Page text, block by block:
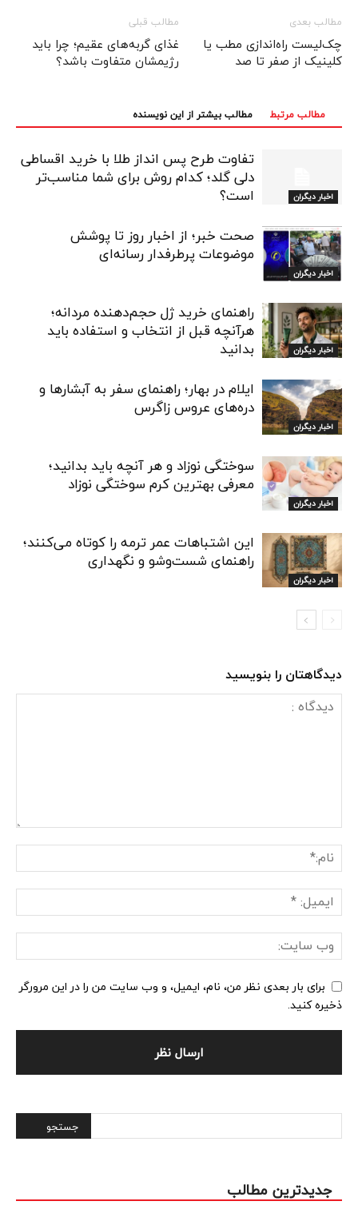
مطالب قبلی
غذای گربه‌های عقیم؛ چرا باید
رژیمشان متفاوت باشد؟
مطالب بعدی
چک‌لیست راه‌اندازی مطب یا
کلینیک از صفر تا صد
مطالب مرتبط مطالب بیشتر از این نویسنده
اخبار دیگران
تفاوت طرح پس انداز طلا با خرید اقساطی
دلی گلد؛ کدام روش برای شما مناسب‌تر
است؟
اخبار دیگران
صحت خبر؛ از اخبار روز تا پوشش
موضوعات پرطرفدار رسانه‌ای
اخبار دیگران
راهنمای خرید ژل حجم‌دهنده مردانه؛
هرآنچه قبل از انتخاب و استفاده باید
بدانید
اخبار دیگران
ایلام در بهار؛ راهنمای سفر به آبشارها و
دره‌های عروس زاگرس
اخبار دیگران
سوختگی نوزاد و هر آنچه باید بدانید؛
معرفی بهترین کرم سوختگی نوزاد
اخبار دیگران
این اشتباهات عمر ترمه را کوتاه می‌کنند؛
راهنمای شست‌وشو و نگهداری
دیدگاهتان را بنویسید
برای بار بعدی نظر من، نام، ایمیل، و وب سایت من را در این مرورگر
ذخیره کنید.
جدیدترین مطالب